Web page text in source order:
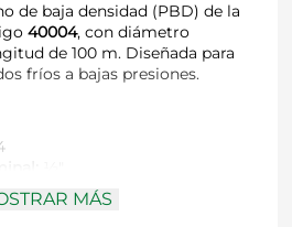
de baja densidad (PBD) de la
40004, con diámetro
de 100 m. Diseñada para
fríos a bajas presiones.
100 m
de baja densidad (PBD)
MÁS